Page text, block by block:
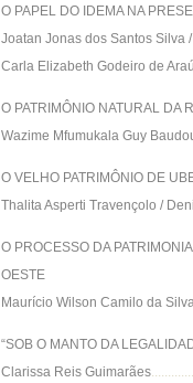
O PAPEL DO IDEMA NA
Joatan Jonas dos Santos Silva
Carla Elizabeth Godeiro de
O PATRIMÔNIO NATURAL DA
Wazime Mfumukala Guy
O VELHO PATRIMÔNIO DE
Thalita Asperti Travençolo /
O PROCESSO DA
OESTE
Maurício Wilson Camilo da
“SOB O MANTO DA
Clarissa Reis Guimarães